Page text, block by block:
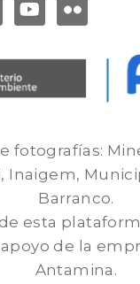
fotografías:
Inaigem,
Barranco.
esta
de la
Antamina.